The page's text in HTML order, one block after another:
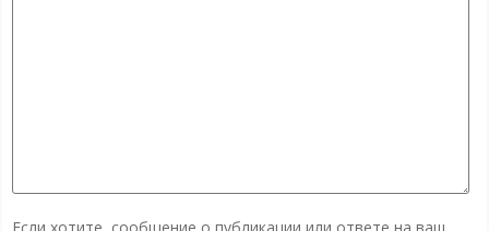
Если хотите, сообщение о публикации или ответе на ваш